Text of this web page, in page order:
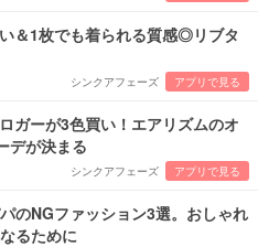
＆1枚でも着られる質感◎リブタ
シンクアフェーズ アプリで見る
ガーが3色買い！エアリズムのオ
デが決まる
シンクアフェーズ アプリで見る
のNGファッション3選。おしゃれ
るために